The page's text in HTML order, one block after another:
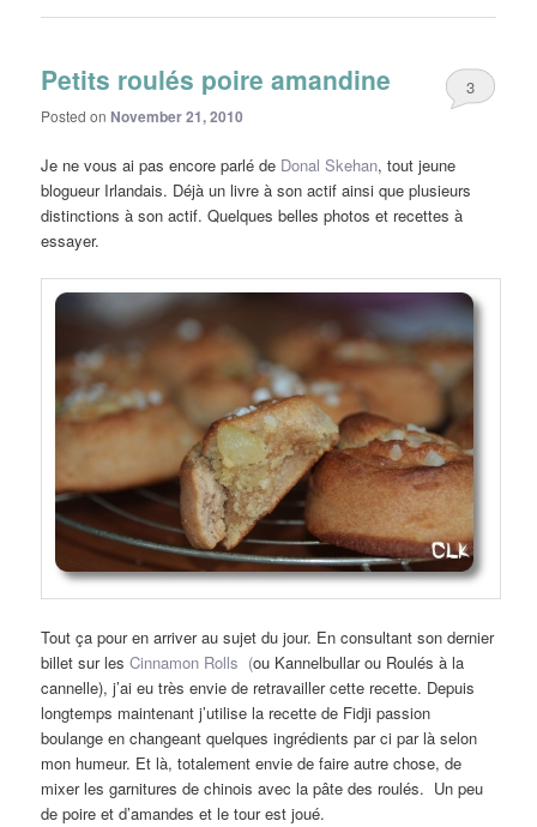
Petits roulés poire amandine
Posted on November 21, 2010
3
Je ne vous ai pas encore parlé de Donal Skehan, tout jeune
blogueur Irlandais. Déjà un livre à son actif ainsi que plusieurs
distinctions à son actif. Quelques belles photos et recettes à
essayer.
Tout ça pour en arriver au sujet du jour. En consultant son dernier
billet sur lesCinnamon Rolls (ou Kannelbullar ou Roulés à la
cannelle), j’ai eu très envie de retravailler cette recette. Depuis
longtemps maintenant j’utilise la recette de Fidji passion
boulange en changeant quelques ingrédients par ci par là selon
mon humeur. Et là, totalement envie de faire autre chose, de
mixer les garnitures de chinois avec la pâte des roulés. Un peu
de poire et d’amandes et le tour est joué.